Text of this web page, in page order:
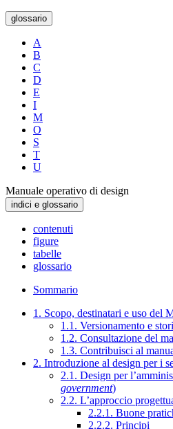
glossario
A
B
C
D
E
I
M
O
S
T
U
Manuale operativo di design
indici e glossario
contenuti
figure
tabelle
glossario
Sommario
1. Scopo, destinatari e uso del
1.1. Versionamento e
1.2. Consultazione del
1.3. Contribuisci al
2. Introduzione al design per i
2.1. Design per
government)
2.2. L’approccio
2.2.1. Buone
2.2.2. Principi